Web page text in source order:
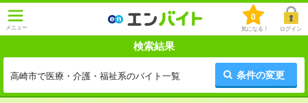
メニュー
0
気になる！ ログイン
検索結果
高崎市で医療・介護・福祉系のバイト一覧 条件の変更